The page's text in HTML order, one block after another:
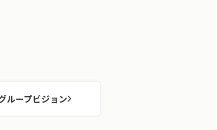
ループビジョン